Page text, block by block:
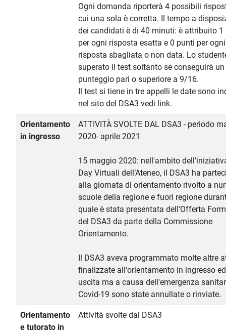
Ogni domanda riporterà 4 possibili
cui una sola è corretta. Il tempo a
dei candidati è di 40 minuti: è attribuito 1
per ogni risposta esatta e 0 punti per ogni
risposta sbagliata o non data. Lo
superato il test soltanto se conseguirà un
punteggio pari o superiore a 9/16.
Il test si tiene in tre appelli le date sono
nel sito del DSA3 vedi link.
Orientamento
in ingresso
ATTIVITÀ SVOLTE DAL DSA3 - periodo
2020- aprile 2021
15 maggio 2020: nell'ambito
Day Virtuali dell’Ateneo, il DSA3 ha
alla giornata di orientamento rivolto a
scuole della regione e fuori regione
quale è stata presentata dell'Offerta
del DSA3 da parte della Commissione
Orientamento.
Il DSA3 aveva programmato molte altre
finalizzate all'orientamento in ingresso
uscita ma a causa dell'emergenza
Covid-19 sono state annullate o rinviate.
Orientamento
e tutorato in
Attività svolte dal DSA3